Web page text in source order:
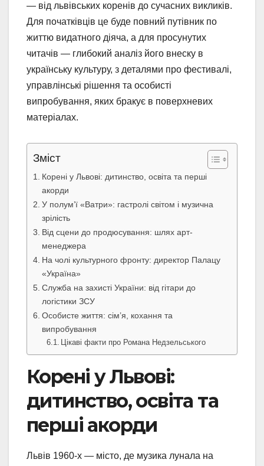
— від львівських коренів до сучасних викликів.
Для початківців це буде повний путівник по
життю видатного діяча, а для просунутих
читачів — глибокий аналіз його внеску в
українську культуру, з деталями про фестивалі,
управлінські рішення та особисті
випробування, яких бракує в поверхневих
матеріалах.
Зміст
Корені у Львові: дитинство, освіта та перші
акорди
У полум’ї «Ватри»: гастролі світом і музична
зрілість
Від сцени до продюсування: шлях арт-
менеджера
На чолі культурного фронту: директор Палацу
«Україна»
Служба на захисті України: від гітари до
логістики ЗСУ
Особисте життя: сім’я, кохання та
випробування
Цікаві факти про Романа Недзельського
Корені у Львові:
дитинство, освіта та
перші акорди
Львів 1960-х — місто, де музика лунала на